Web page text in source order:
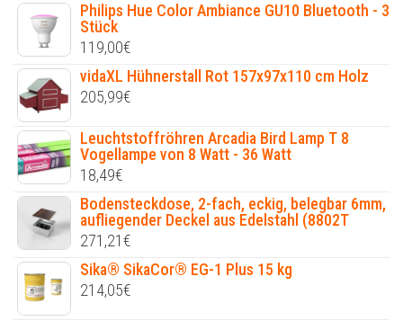
Philips Hue Color Ambiance GU10 Bluetooth - 3
Stück
119,00€
vidaXL Hühnerstall Rot 157x97x110 cm Holz
205,99€
Leuchtstoffröhren Arcadia Bird Lamp T 8
Vogellampe von 8 Watt - 36 Watt
18,49€
Bodensteckdose, 2-fach, eckig, belegbar 6mm,
aufliegender Deckel aus Edelstahl (8802T
271,21€
Sika® SikaCor® EG-1 Plus 15 kg
214,05€